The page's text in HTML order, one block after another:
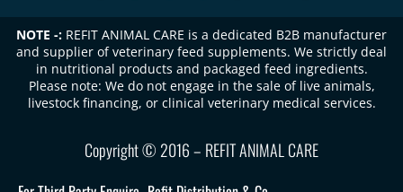
NOTE -: REFIT ANIMAL CARE is a dedicated B2B manufacturer
and supplier of veterinary feed supplements. We strictly deal
in nutritional products and packaged feed ingredients.
Please note: We do not engage in the sale of live animals,
livestock financing, or clinical veterinary medical services.
Copyright © 2016 – REFIT ANIMAL CARE